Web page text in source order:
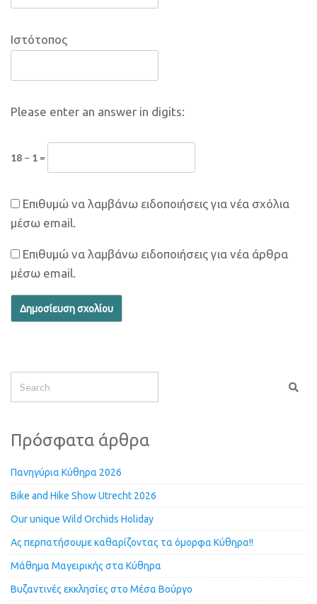
Ιστότοπος
Please enter an answer in digits:
18 − 1 =
Επιθυμώ να λαμβάνω ειδοποιήσεις για νέα σχόλια
μέσω email.
Επιθυμώ να λαμβάνω ειδοποιήσεις για νέα άρθρα
μέσω email.
Πρόσφατα άρθρα
Πανηγύρια Κύθηρα 2026
Bike and Hike Show Utrecht 2026
Our unique Wild Orchids Holiday
Ας περπατήσουμε καθαρίζοντας τα όμορφα Κύθηρα!!
Μάθημα Μαγειρικής στα Κύθηρα
Βυζαντινές εκκλησίες στο Μέσα Βούργο